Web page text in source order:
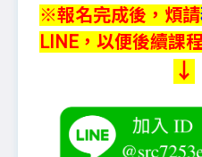
※報名完成後，煩請
LINE，以便後續課
↓